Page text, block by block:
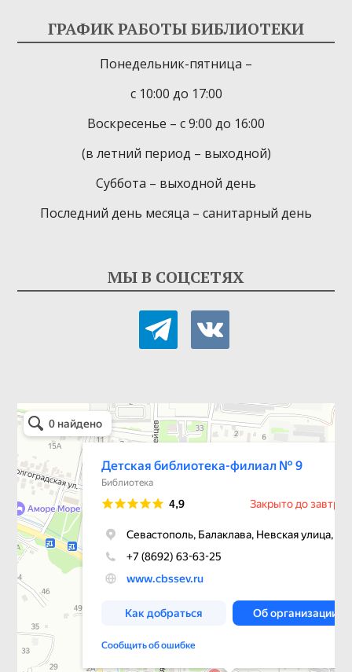
ГРАФИК РАБОТЫ БИБЛИОТЕКИ
Понедельник-пятница –
с 10:00 до 17:00
Воскресенье – с 9:00 до 16:00
(в летний период – выходной)
Суббота – выходной день
Последний день месяца – санитарный день
МЫ В СОЦСЕТЯХ
telegramvkontakte
Детская библиотека-филиал № 9
Библиотека в Севастополе